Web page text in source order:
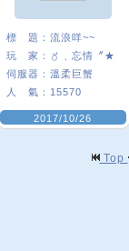
標 題： 流浪咩~~
玩 家：
〥﹑忘情〞★
伺服器： 溫柔巨蟹
人 氣： 15570
2017/10/26
Top